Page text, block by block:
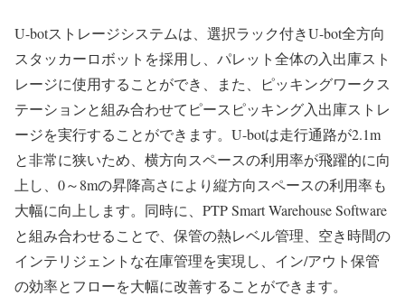
U-botストレージシステムは、選択ラック付きU-bot全方向
スタッカーロボットを採用し、パレット全体の入出庫スト
レージに使用することができ、また、ピッキングワークス
テーションと組み合わせてピースピッキング入出庫ストレ
ージを実行することができます。U-botは走行通路が2.1m
と非常に狭いため、横方向スペースの利用率が飛躍的に向
上し、0～8mの昇降高さにより縦方向スペースの利用率も
大幅に向上します。同時に、PTP Smart Warehouse Software
と組み合わせることで、保管の熱レベル管理、空き時間の
インテリジェントな在庫管理を実現し、イン/アウト保管
の効率とフローを大幅に改善することができます。